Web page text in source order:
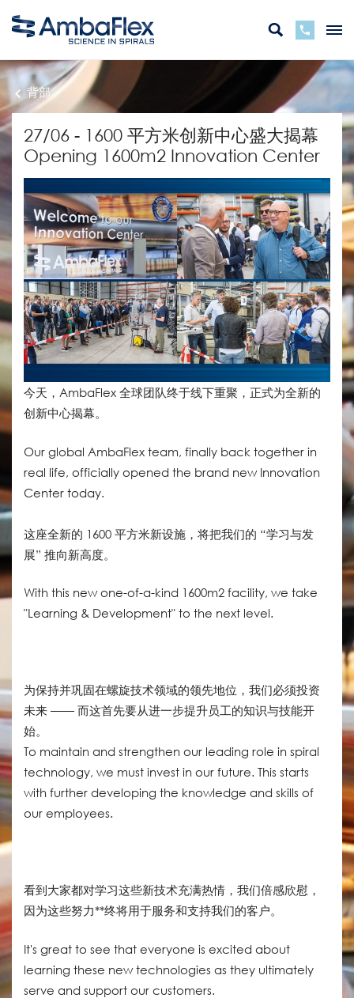
背部
27/06 - 1600 平方米创新中心盛大揭幕
Opening 1600m2 Innovation Center
今天，AmbaFlex 全球团队终于线下重聚，正式为全新的
创新中心揭幕。
Our global AmbaFlex team, finally back together in
real life, officially opened the brand new Innovation
Center today.
这座全新的 1600 平方米新设施，将把我们的 “学习与发
展” 推向新高度。
With this new one-of-a-kind 1600m2 facility, we take
"Learning & Development" to the next level.
为保持并巩固在螺旋技术领域的领先地位，我们必须投资
未来 —— 而这首先要从进一步提升员工的知识与技能开
始。
To maintain and strengthen our leading role in spiral
technology, we must invest in our future. This starts
with further developing the knowledge and skills of
our employees.
看到大家都对学习这些新技术充满热情，我们倍感欣慰，
因为这些努力**终将用于服务和支持我们的客户。
It's great to see that everyone is excited about
learning these new technologies as they ultimately
serve and support our customers.